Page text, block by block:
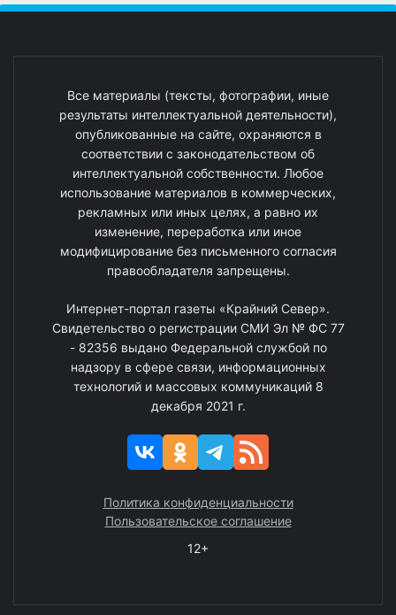
Все материалы (тексты, фотографии, иные
результаты интеллектуальной деятельности),
опубликованные на сайте, охраняются в
соответствии с законодательством об
интеллектуальной собственности. Любое
использование материалов в коммерческих,
рекламных или иных целях, а равно их
изменение, переработка или иное
модифицирование без письменного согласия
правообладателя запрещены.
Интернет-портал газеты «Крайний Север».
Свидетельство о регистрации СМИ Эл № ФС 77
- 82356 выдано Федеральной службой по
надзору в сфере связи, информационных
технологий и массовых коммуникаций 8
декабря 2021 г.
Политика конфиденциальности
Пользовательское соглашение
12+